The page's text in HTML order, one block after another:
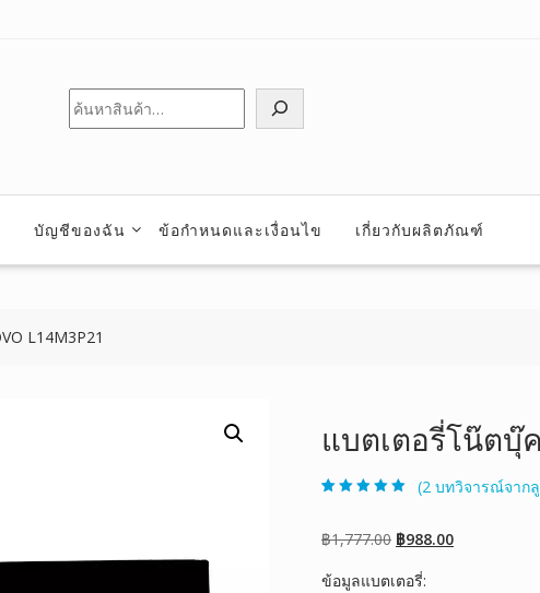
ค้นหา
บัญชีของฉัน ข้อกำหนดและเงื่อนไข เกี่ยวกับผลิตภัณฑ์
L14M3P21
แบตเตอรี่โน๊ตบุ๊ค
เต็มบน
การให้
คะแนนของ
(2 บทวิจารณ์จาก
฿1,777.00 Original
was:
฿988.00Current
ข้อมูลแบตเตอรี่: